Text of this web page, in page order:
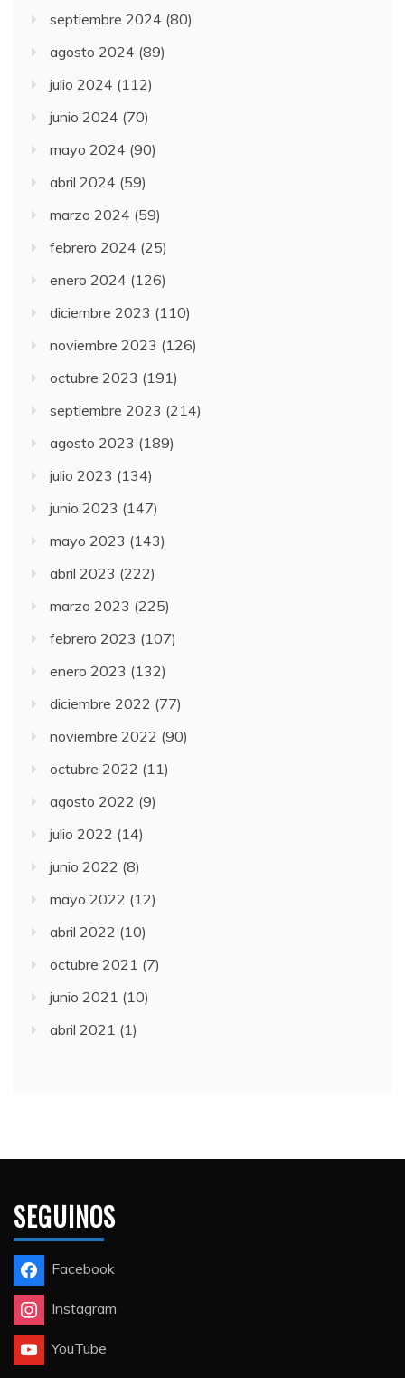
septiembre 2024 (80)
agosto 2024 (89)
julio 2024 (112)
junio 2024 (70)
mayo 2024 (90)
abril 2024 (59)
marzo 2024 (59)
febrero 2024 (25)
enero 2024 (126)
diciembre 2023 (110)
noviembre 2023 (126)
octubre 2023 (191)
septiembre 2023 (214)
agosto 2023 (189)
julio 2023 (134)
junio 2023 (147)
mayo 2023 (143)
abril 2023 (222)
marzo 2023 (225)
febrero 2023 (107)
enero 2023 (132)
diciembre 2022 (77)
noviembre 2022 (90)
octubre 2022 (11)
agosto 2022 (9)
julio 2022 (14)
junio 2022 (8)
mayo 2022 (12)
abril 2022 (10)
octubre 2021 (7)
junio 2021 (10)
abril 2021 (1)
SEGUINOS
Facebook
Instagram
YouTube